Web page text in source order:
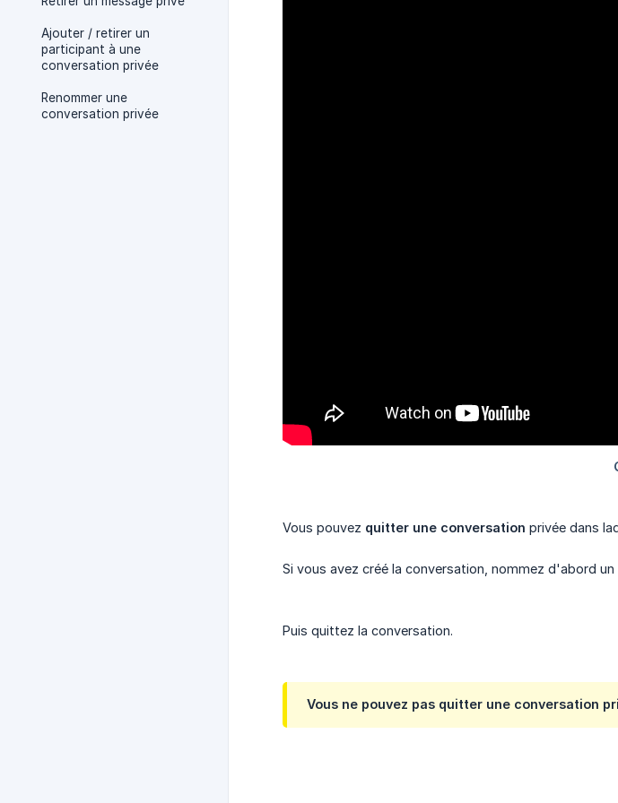
Ajouter / retirer un
participant à une
conversation privée
Renommer une
conversation privée
Vous pouvez quitter une conversation privée dans
Si vous avez créé la conversation, nommez d'abord un
Puis quittez la conversation.
Vous ne pouvez pas quitter une conversation